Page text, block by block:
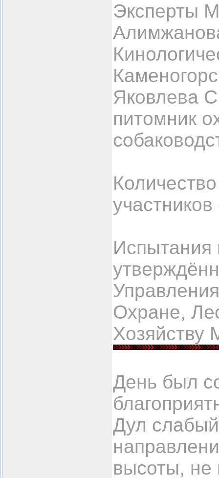
Эксперты
Яковлева
питомник
Испытания
Охране,
Хозяйству
День был
Дул
высоты, не